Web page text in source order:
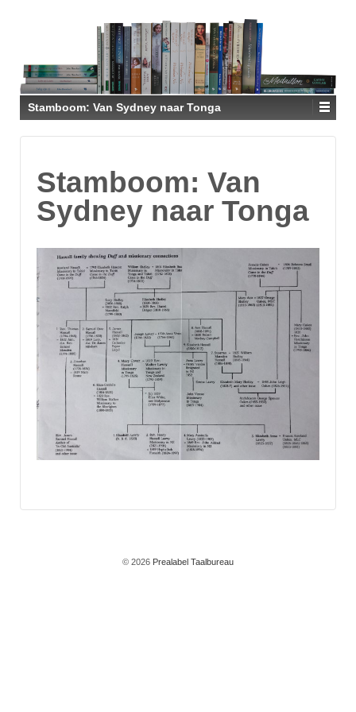
Stamboom: Van Sydney naar Tonga
Stamboom: Van
Sydney naar Tonga
© 2026 Prealabel Taalbureau